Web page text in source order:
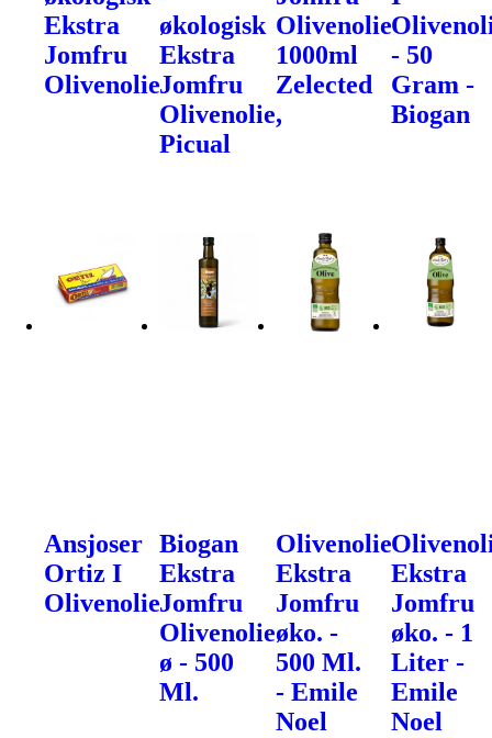
Ekstra
Jomfru
Olivenolie
økologisk
Ekstra
Jomfru
Olivenolie,
Picual
Olivenolie
1000ml
Zelected
- 50
Gram -
Biogan
Ansjoser
Ortiz I
Olivenolie
Biogan
Ekstra
Jomfru
Olivenolie
ø - 500
Ml.
Olivenolie
Ekstra
Jomfru
øko. -
500 Ml.
- Emile
Noel
Ekstra
Jomfru
øko. - 1
Liter -
Emile
Noel